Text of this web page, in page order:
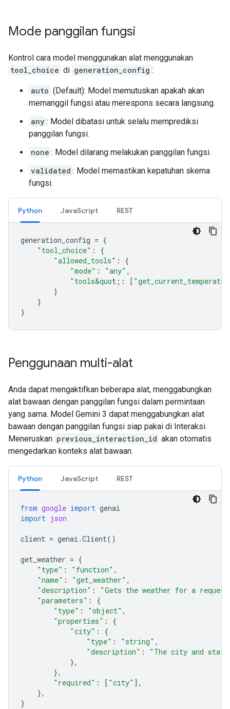
Mode panggilan fungsi
Kontrol cara model menggunakan alat menggunakan
tool_choice di generation_config :
auto (Default): Model memutuskan apakah akan
memanggil fungsi atau merespons secara langsung.
any : Model dibatasi untuk selalu memprediksi
panggilan fungsi.
none : Model dilarang melakukan panggilan fungsi.
validated : Model memastikan kepatuhan skema
fungsi.
Python JavaScript REST
generation_config = {
"tool_choice" :
{
"allowed_tools" :
{
"mode" : "any" ,
"tools&quot; : [
}
}
}
Penggunaan multi-alat
Anda dapat mengaktifkan beberapa alat, menggabungkan
alat bawaan dengan panggilan fungsi dalam permintaan
yang sama. Model Gemini 3 dapat menggabungkan alat
bawaan dengan panggilan fungsi siap pakai di Interaksi.
Meneruskan previous_interaction_id akan otomatis
mengedarkan konteks alat bawaan.
Python JavaScript REST
from google import genai
import json
client = genai .Client()
get_weather = {
"type" : "function" ,
"name" : "get_weather" ,
"description" :
"Gets the weather for a
"parameters" :
{
"type" : "object" ,
"properties" :
{
"city" :
{
"type" : "string" ,
"description" :
"The city and
},
},
"required" : [ "city" ],
},
}